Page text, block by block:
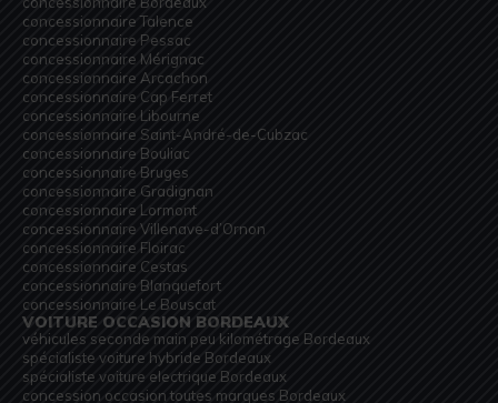
concessionnaire Talence
concessionnaire Pessac
concessionnaire Mérignac
concessionnaire Arcachon
concessionnaire Cap Ferret
concessionnaire Libourne
concessionnaire Saint-André-de-Cubzac
concessionnaire Bouliac
concessionnaire Bruges
concessionnaire Gradignan
concessionnaire Lormont
concessionnaire Villenave-d’Ornon
concessionnaire Floirac
concessionnaire Cestas
concessionnaire Blanquefort
concessionnaire Le Bouscat
VOITURE OCCASION BORDEAUX
véhicules seconde main peu kilométrage Bordeaux
spécialiste voiture hybride Bordeaux
spécialiste voiture electrique Bordeaux
concession occasion toutes marques Bordeaux